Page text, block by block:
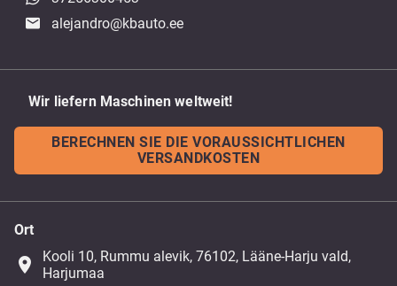
alejandro@kbauto.ee
Wir liefern Maschinen weltweit!
BERECHNEN SIE DIE VORAUSSICHTLICHEN
VERSANDKOSTEN
Ort
place
Kooli 10, Rummu alevik, 76102, Lääne-Harju vald,
Harjumaa